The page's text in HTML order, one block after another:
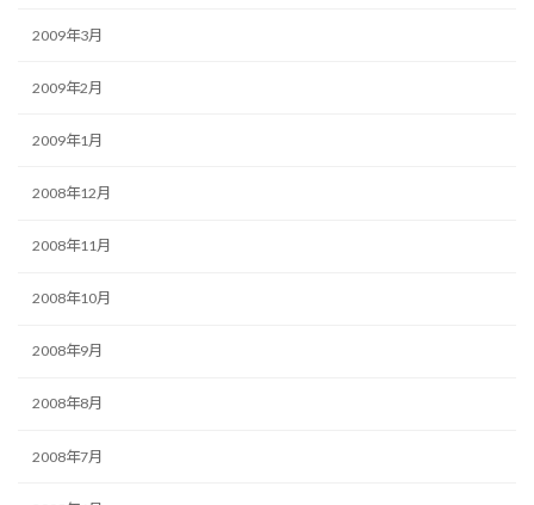
2009年3月
2009年2月
2009年1月
2008年12月
2008年11月
2008年10月
2008年9月
2008年8月
2008年7月